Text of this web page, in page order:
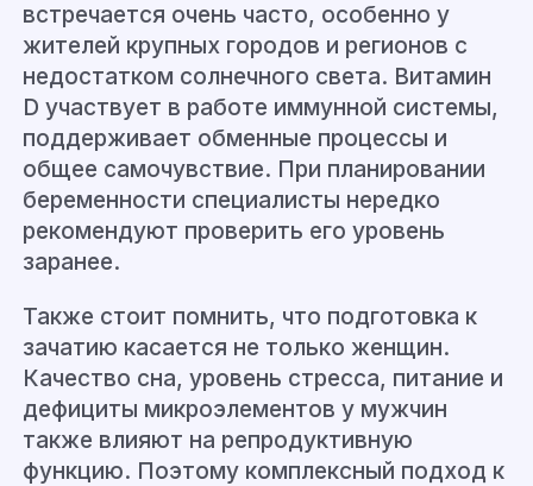
встречается очень часто, особенно у
жителей крупных городов и регионов с
недостатком солнечного света. Витамин
D участвует в работе иммунной системы,
поддерживает обменные процессы и
общее самочувствие. При планировании
беременности специалисты нередко
рекомендуют проверить его уровень
заранее.
Также стоит помнить, что подготовка к
зачатию касается не только женщин.
Качество сна, уровень стресса, питание и
дефициты микроэлементов у мужчин
также влияют на репродуктивную
функцию. Поэтому комплексный подход к